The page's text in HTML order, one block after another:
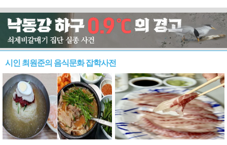
시인 최원준의 음식문화 잡학사전